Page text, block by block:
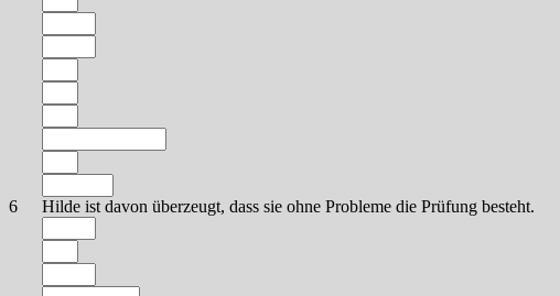
6 Hilde ist davon überzeugt, dass sie ohne Probleme die Prüfung besteht.